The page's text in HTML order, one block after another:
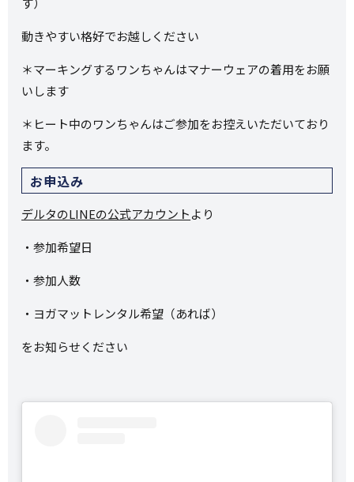
動きやすい格好でお越しください
＊マーキングするワンちゃんはマナーウェアの着用をお願
いします
＊ヒート中のワンちゃんはご参加をお控えいただいており
ます。
お申込み
デルタのLINEの公式アカウントより
・参加希望日
・参加人数
・ヨガマットレンタル希望（あれば）
をお知らせください